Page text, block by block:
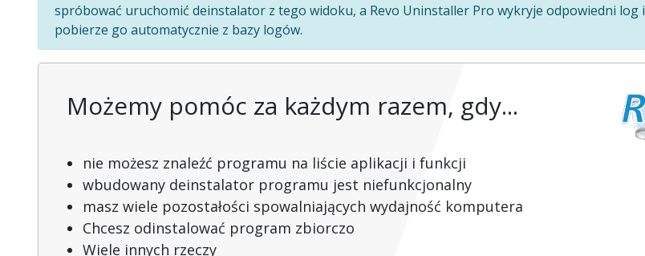
spróbować uruchomić deinstalator z tego widoku, a Revo Uninstaller Pro wykryje odpowiedni log i
pobierze go automatycznie z bazy logów.
Możemy pomóc za każdym razem, gdy...
nie możesz znaleźć programu na liście aplikacji i funkcji
wbudowany deinstalator programu jest niefunkcjonalny
masz wiele pozostałości spowalniających wydajność komputera
Chcesz odinstalować program zbiorczo
Wiele innych rzeczy